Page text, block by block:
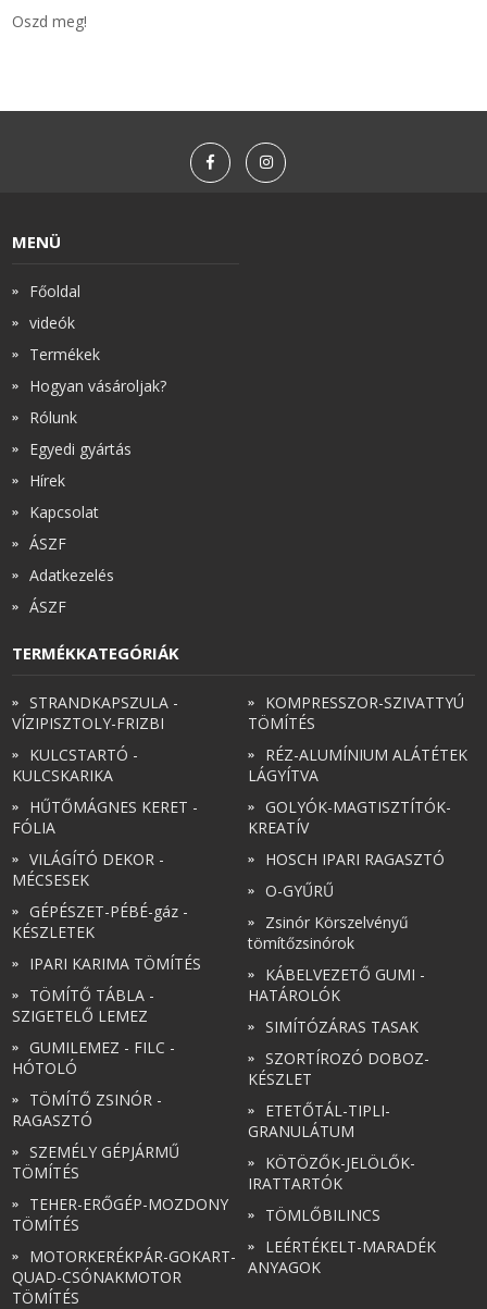
Oszd meg!
MENÜ
Főoldal
videók
Termékek
Hogyan vásároljak?
Rólunk
Egyedi gyártás
Hírek
Kapcsolat
ÁSZF
Adatkezelés
ÁSZF
TERMÉKKATEGÓRIÁK
STRANDKAPSZULA -
VÍZIPISZTOLY-FRIZBI
KULCSTARTÓ -
KULCSKARIKA
HŰTŐMÁGNES KERET -
FÓLIA
VILÁGÍTÓ DEKOR -
MÉCSESEK
GÉPÉSZET-PÉBÉ-gáz -
KÉSZLETEK
IPARI KARIMA TÖMÍTÉS
TÖMÍTŐ TÁBLA -
SZIGETELŐ LEMEZ
GUMILEMEZ - FILC -
HÓTOLÓ
TÖMÍTŐ ZSINÓR -
RAGASZTÓ
SZEMÉLY GÉPJÁRMŰ
TÖMÍTÉS
TEHER-ERŐGÉP-MOZDONY
TÖMÍTÉS
MOTORKERÉKPÁR-GOKART-
QUAD-CSÓNAKMOTOR
TÖMÍTÉS
KOMPRESSZOR-SZIVATTYÚ
TÖMÍTÉS
RÉZ-ALUMÍNIUM ALÁTÉTEK
LÁGYÍTVA
GOLYÓK-MAGTISZTÍTÓK-
KREATÍV
HOSCH IPARI RAGASZTÓ
O-GYŰRŰ
Zsinór Körszelvényű
tömítőzsinórok
KÁBELVEZETŐ GUMI -
HATÁROLÓK
SIMÍTÓZÁRAS TASAK
SZORTÍROZÓ DOBOZ-
KÉSZLET
ETETŐTÁL-TIPLI-
GRANULÁTUM
KÖTÖZŐK-JELÖLŐK-
IRATTARTÓK
TÖMLŐBILINCS
LEÉRTÉKELT-MARADÉK
ANYAGOK